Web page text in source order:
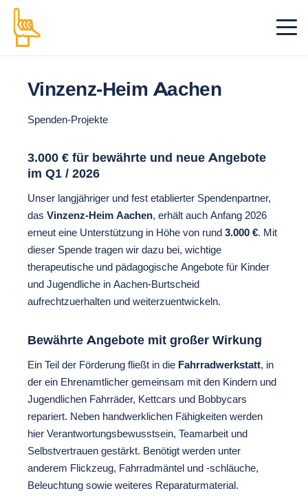
Vinzenz-Heim Aachen
Spenden-Projekte
3.000 € für bewährte und neue Angebote
im Q1 / 2026
Unser langjähriger und fest etablierter Spendenpartner,
das Vinzenz-Heim Aachen, erhält auch Anfang 2026
erneut eine Unterstützung in Höhe von rund 3.000 €. Mit
dieser Spende tragen wir dazu bei, wichtige
therapeutische und pädagogische Angebote für Kinder
und Jugendliche in Aachen-Burtscheid
aufrechtzuerhalten und weiterzuentwickeln.
Bewährte Angebote mit großer Wirkung
Ein Teil der Förderung fließt in die Fahrradwerkstatt, in
der ein Ehrenamtlicher gemeinsam mit den Kindern und
Jugendlichen Fahrräder, Kettcars und Bobbycars
repariert. Neben handwerklichen Fähigkeiten werden
hier Verantwortungsbewusstsein, Teamarbeit und
Selbstvertrauen gestärkt. Benötigt werden unter
anderem Flickzeug, Fahrradmäntel und -schläuche,
Beleuchtung sowie weiteres Reparaturmaterial.